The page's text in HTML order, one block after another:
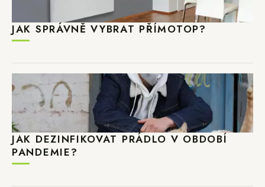
JAK SPRÁVNĚ VYBRAT PŘÍMOTOP?
JAK DEZINFIKOVAT PRÁDLO V OBDOBÍ
PANDEMIE?